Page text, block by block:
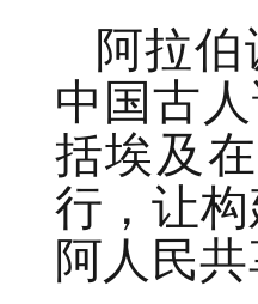
阿拉
中国古
括埃及
行，让
阿人民